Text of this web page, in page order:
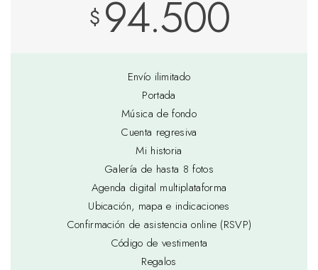
$ 94.500
Envío ilimitado
Portada
Música de fondo
Cuenta regresiva
Mi historia
Galería de hasta 8 fotos
Agenda digital multiplataforma
Ubicación, mapa e indicaciones
Confirmación de asistencia online (RSVP)
Código de vestimenta
Regalos